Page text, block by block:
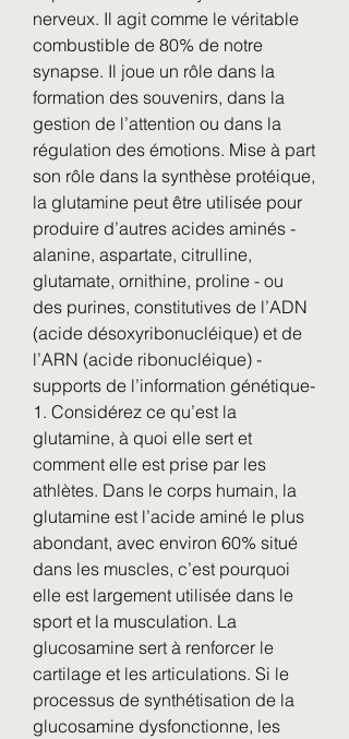
nerveux. Il agit comme le véritable
combustible de 80% de notre
synapse. Il joue un rôle dans la
formation des souvenirs, dans la
gestion de l’attention ou dans la
régulation des émotions. Mise à part
son rôle dans la synthèse protéique,
la glutamine peut être utilisée pour
produire d’autres acides aminés -
alanine, aspartate, citrulline,
glutamate, ornithine, proline - ou
des purines, constitutives de l’ADN
(acide désoxyribonucléique) et de
l’ARN (acide ribonucléique) -
supports de l’information génétique-
1. Considérez ce qu’est la
glutamine, à quoi elle sert et
comment elle est prise par les
athlètes. Dans le corps humain, la
glutamine est l’acide aminé le plus
abondant, avec environ 60% situé
dans les muscles, c’est pourquoi
elle est largement utilisée dans le
sport et la musculation. La
glucosamine sert à renforcer le
cartilage et les articulations. Si le
processus de synthétisation de la
glucosamine dysfonctionne, les